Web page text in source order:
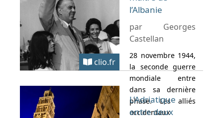
clio.fr
l’Albanie
par Georges
Castellan
28 novembre 1944,
la seconde guerre
mondiale entre
dans sa dernière
phase. Les alliés
occidentaux
L’Adriatique
entre deux